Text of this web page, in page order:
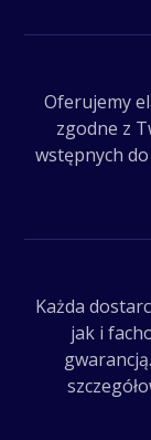
Oferujemy
zgodne z
wstępnych
Każda
jak i